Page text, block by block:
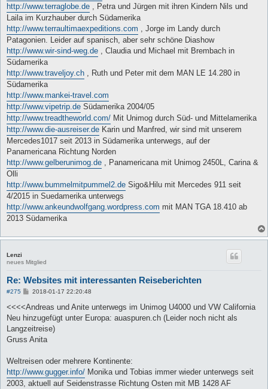
http://www.terraglobe.de , Petra und Jürgen mit ihren Kindern Nils und
Laila im Kurzhauber durch Südamerika
http://www.terraultimaexpeditions.com , Jorge im Landy durch
Patagonien. Leider auf spanisch, aber sehr schöne Diashow
http://www.wir-sind-weg.de , Claudia und Michael mit Brembach in
Südamerika
http://www.traveljoy.ch , Ruth und Peter mit dem MAN LE 14.280 in
Südamerika
http://www.mankei-travel.com
http://www.vipetrip.de Südamerika 2004/05
http://www.treadtheworld.com/ Mit Unimog durch Süd- und Mittelamerika
http://www.die-ausreiser.de Karin und Manfred, wir sind mit unserem
Mercedes1017 seit 2013 in Südamerika unterwegs, auf der
Panamericana Richtung Norden
http://www.gelberunimog.de , Panamericana mit Unimog 2450L, Carina &
Olli
http://www.bummelmitpummel2.de Sigo&Hilu mit Mercedes 911 seit
4/2015 in Suedamerika unterwegs
http://www.ankeundwolfgang.wordpress.com mit MAN TGA 18.410 ab
2013 Südamerika
Lenzi
neues Mitglied
Re: Websites mit interessanten Reiseberichten
#275
B
i
r
a
2018-01-17 22:20:48
<<<<Andreas und Anite unterwegs im Unimog U4000 und VW California
Neu hinzugefügt unter Europa: auaspuren.ch (Leider noch nicht als
Langzeitreise)
Gruss Anita
Weltreisen oder mehrere Kontinente:
http://www.gugger.info/ Monika und Tobias immer wieder unterwegs seit
2003, aktuell auf Seidenstrasse Richtung Osten mit MB 1428 AF